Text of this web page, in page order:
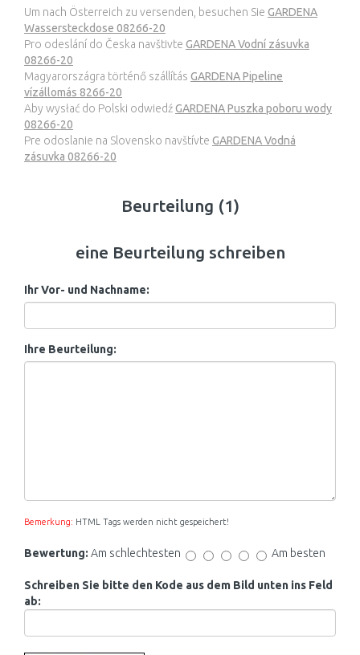
Um nach Österreich zu versenden, besuchen Sie GARDENA
Wassersteckdose 08266-20
Pro odeslání do Česka navštivte GARDENA Vodní zásuvka
08266-20
Magyarországra történő szállítás GARDENA Pipeline
vízállomás 8266-20
Aby wysłać do Polski odwiedźGARDENA Puszka poboru wody
08266-20
Pre odoslanie na Slovensko navštívte GARDENA Vodná
zásuvka 08266-20
Beurteilung (1)
eine Beurteilung schreiben
Ihr Vor- und Nachname:
Ihre Beurteilung:
Bemerkung: HTML Tags werden nicht gespeichert!
Bewertung: Am schlechtesten Am besten
Schreiben Sie bitte den Kode aus dem Bild unten ins Feld
ab: